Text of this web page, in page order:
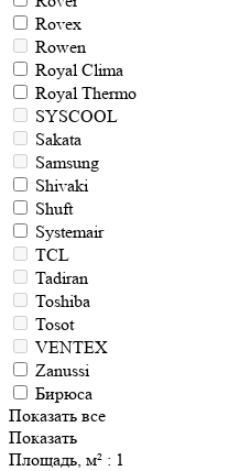
Rovex
Rowen
Royal Clima
Royal Thermo
SYSCOOL
Sakata
Samsung
Shivaki
Shuft
Systemair
TCL
Tadiran
Toshiba
Tosot
VENTEX
Zanussi
Бирюса
Показать все
Показать
Площадь, м² : 1